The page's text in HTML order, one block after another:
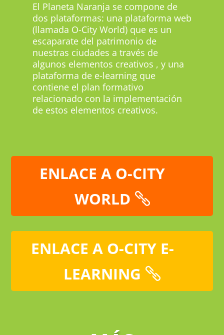
El Planeta Naranja se compone de
dos plataformas: una plataforma web
(llamada O-City World) que es un
escaparate del patrimonio de
nuestras ciudades a través de
algunos elementos creativos , y una
plataforma de e-learning que
contiene el plan formativo
relacionado con la implementación
de estos elementos creativos.
ENLACE A O-CITY
WORLD
ENLACE A O-CITY E-
LEARNING